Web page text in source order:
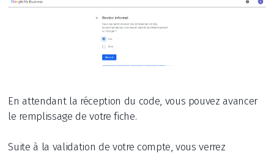
En attendant la réception du code, vous pouvez avancer
le remplissage de votre fiche.
Suite à la validation de votre compte, vous verrez